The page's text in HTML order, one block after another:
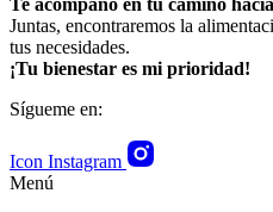
Te acompaño en tu camino
Juntas, encontraremos la
tus necesidades.
¡Tu bienestar es mi prioridad!
Sígueme en:
Icon Instagram
Menú